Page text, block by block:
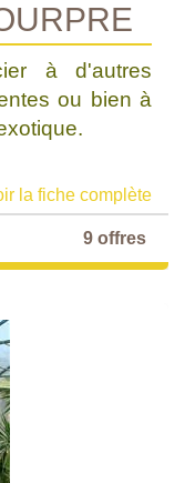
à d'autres
ou bien à
la fiche complète
9 offres